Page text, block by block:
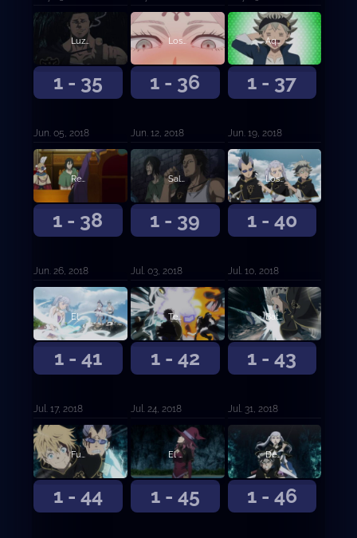
1 - 35
Luz del juicio
Jun. 05, 2018
1 - 36
Los tres ojos
Jun. 12, 2018
1 - 37
Aquel sin magia
Jun. 19, 2018
1 - 38
Reunión de capitanes
Jun. 26, 2018
1 - 39
Saludo de tres hojas
Jul. 03, 2018
1 - 40
Los Toros Negros en la playa
Jul. 10, 2018
1 - 41
El crecimiento de la chica del agua
Jul. 17, 2018
1 - 42
Templo Submarino
Jul. 24, 2018
1 - 43
Battle Royale en el templo
Jul. 31, 2018
1 - 44 1 - 45
El hombre que nunca se rinde
1 - 46
Despertar